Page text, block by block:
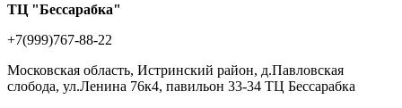
ТЦ "Бессарабка"
+7(999)767-88-22
Московская область, Истринский район, д.Павловская
слобода, ул.Ленина 76к4, павильон 33-34 ТЦ Бессарабка